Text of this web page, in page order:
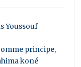
Youssouf
principe,
koné